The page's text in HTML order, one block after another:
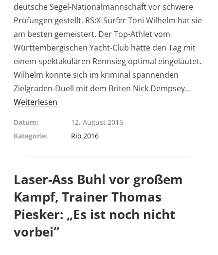
deutsche Segel-Nationalmannschaft vor schwere
Prüfungen gestellt. RS:X-Surfer Toni Wilhelm hat sie
am besten gemeistert. Der Top-Athlet vom
Württembergischen Yacht-Club hatte den Tag mit
einem spektakulären Rennsieg optimal eingeläutet.
Wilhelm konnte sich im kriminal spannenden
Zielgraden-Duell mit dem Briten Nick Dempsey…
Weiterlesen
Datum
12. August 2016
Kategorie
Rio 2016
Laser-Ass Buhl vor großem
Kampf, Trainer Thomas
Piesker: „Es ist noch nicht
vorbei“